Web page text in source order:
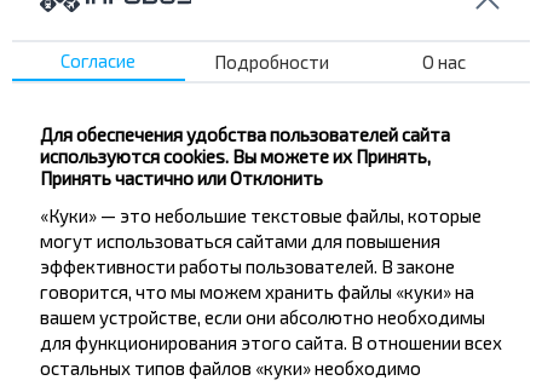
Хотите
путешествовать
Не пропусти специальные акции, скидки и
другие интересные предложения INFOBUS.
Подпишись на получение новостей и
путешествуй с нами дешевле!
Подписаться
Согласие Подробности О нас
Для обеспечения удобства пользователей сайта
используются cookies. Вы можете их Принять,
Принять частично или Отклонить
«Куки» — это небольшие текстовые файлы, которые
могут использоваться сайтами для повышения
эффективности работы пользователей. В законе
говорится, что мы можем хранить файлы «куки» на
вашем устройстве, если они абсолютно необходимы
для функционирования этого сайта. В отношении всех
остальных типов файлов «куки» необходимо